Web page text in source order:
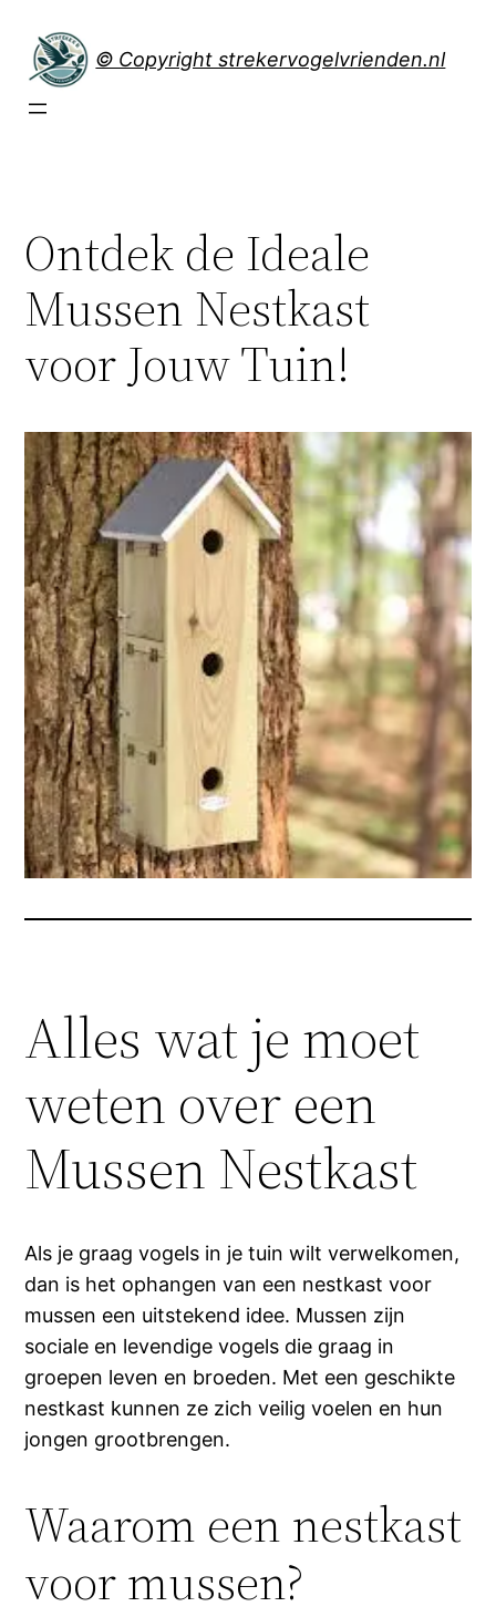
naar
inhoud
© Copyright strekervogelvrienden.nl
Ontdek de Ideale
Mussen Nestkast
voor Jouw Tuin!
Alles wat je moet
weten over een
Mussen Nestkast
Als je graag vogels in je tuin wilt verwelkomen,
dan is het ophangen van een nestkast voor
mussen een uitstekend idee. Mussen zijn
sociale en levendige vogels die graag in
groepen leven en broeden. Met een geschikte
nestkast kunnen ze zich veilig voelen en hun
jongen grootbrengen.
Waarom een nestkast
voor mussen?